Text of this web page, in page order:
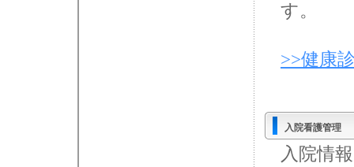
す。
>>健康
入院看護管理
入院情